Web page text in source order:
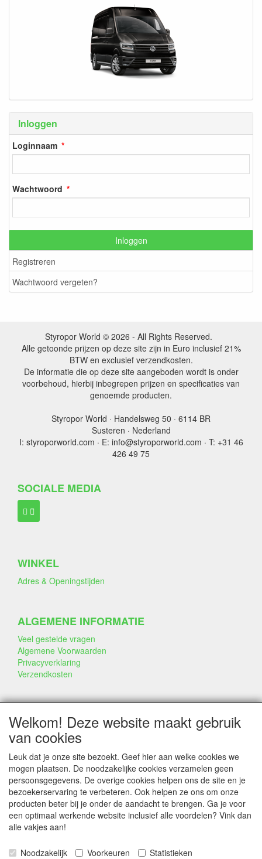
Inloggen
Loginnaam
Wachtwoord
Inloggen
Registreren
Wachtwoord vergeten?
Styropor World © 2026 - All Rights Reserved.
Alle getoonde prijzen op deze site zijn in Euro inclusief 21%
BTW en exclusief verzendkosten.
De informatie die op deze site aangeboden wordt is onder
voorbehoud, hierbij inbegrepen prijzen en specificaties van
genoemde producten.
Styropor World · Handelsweg 50 · 6114 BR
Susteren · Nederland
I: styroporworld.com · E: info@styroporworld.com · T: +31 46
426 49 75
SOCIALE MEDIA
WINKEL
Adres & Openingstijden
ALGEMENE INFORMATIE
Veel gestelde vragen
Algemene Voorwaarden
Privacyverklaring
Verzendkosten
BEDRIJF & INFO
Bedrijfsinfo
Portfolio
Disclaimer
Statement & Milieu
Taarten gemaakt met Dummies
SERVICE
Tips & Trucs
Welkom! Deze website maakt gebruik
van cookies
Leuk dat je onze site bezoekt. Geef hier aan welke cookies we
mogen plaatsen. De noodzakelijke cookies verzamelen geen
persoonsgegevens. De overige cookies helpen ons de site en je
bezoekerservaring te verbeteren. Ook helpen ze ons om onze
producten beter bij je onder de aandacht te brengen. Ga je voor
een optimaal werkende website inclusief alle voordelen? Vink dan
alle vakjes aan!
Noodzakelijk Voorkeuren Statistieken